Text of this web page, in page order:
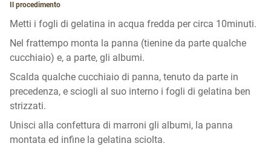
Il procedimento
Metti i fogli di gelatina in acqua fredda per circa 10minuti.
Nel frattempo monta la panna (tienine da parte qualche
cucchiaio) e, a parte, gli albumi.
Scalda qualche cucchiaio di panna, tenuto da parte in
precedenza, e sciogli al suo interno i fogli di gelatina ben
strizzati.
Unisci alla confettura di marroni gli albumi, la panna
montata ed infine la gelatina sciolta.